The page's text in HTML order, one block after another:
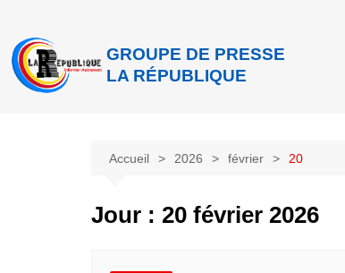
GROUPE DE PRESSE
LA RÉPUBLIQUE
Accueil 2026 février 20
Jour : 20 février 2026